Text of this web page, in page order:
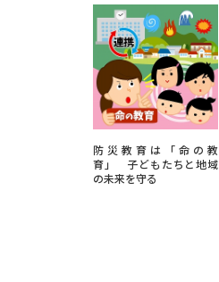
防災教育は「命の教
育」 子どもたちと地域
の未来を守る